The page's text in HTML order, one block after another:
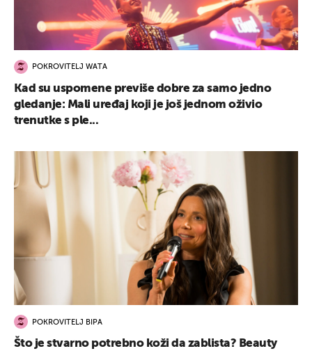
POKROVITELJ WATA
Kad su uspomene previše dobre za samo jedno
gledanje: Mali uređaj koji je još jednom oživio
trenutke s ple...
POKROVITELJ BIPA
Što je stvarno potrebno koži da zablista? Beauty